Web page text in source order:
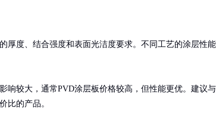
厚度、结合强度和表面光洁度要求。不同工艺的涂层性
响较大，通常PVD涂层板价格较高，但性能更优。建议
比的产品。